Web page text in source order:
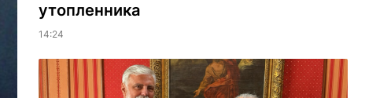
утопленника
14:24